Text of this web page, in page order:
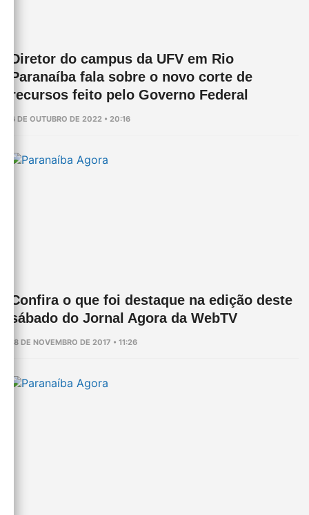
Diretor do campus da UFV em Rio
Paranaíba fala sobre o novo corte de
recursos feito pelo Governo Federal
6 DE OUTUBRO DE 2022 • 20:16
Confira o que foi destaque na edição deste
sábado do Jornal Agora da WebTV
18 DE NOVEMBRO DE 2017 • 11:26